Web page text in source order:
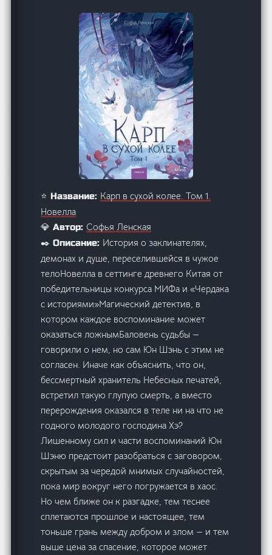
⭐ Название: Карп в сухой колее. Том 1.
Новелла
💎 Автор:Софья Ленская
✒️ Описание: История о заклинателях,
демонах и душе, переселившейся в чужое
телоНовелла в сеттинге древнего Китая от
победительницы конкурса МИФа и «Чердака
с историями»Магический детектив, в
котором каждое воспоминание может
оказаться ложнымБаловень судьбы —
говорили о нем, но сам Юн Шэнь с этим не
согласен. Иначе как объяснить, что он,
бессмертный хранитель Небесных печатей,
встретил такую глупую смерть, а вместо
перерождения оказался в теле ни на что не
годного молодого господина Хэ?
Лишенному сил и части воспоминаний Юн
Шэню предстоит разобраться с заговором,
скрытым за чередой мнимых случайностей,
пока мир вокруг него погружается в хаос.
Но чем ближе он к разгадке, тем теснее
сплетаются прошлое и настоящее, тем
тоньше грань между добром и злом — и тем
выше цена за спасение, которое может